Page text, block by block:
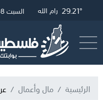
32.71° غزة 29.45° القدس 29.21° رام الله 28.3° الخليل السبت 08 أغسطس 2026
الرئيسية مال وأعمال